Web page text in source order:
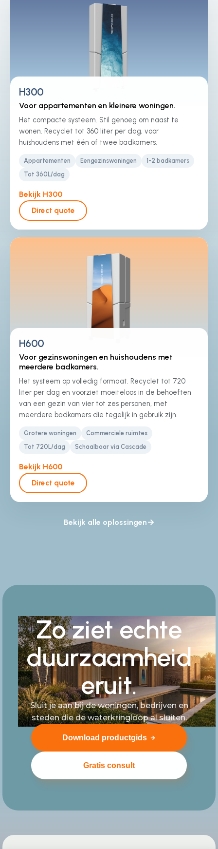
H300
Voor appartementen en kleinere woningen.
Het compacte systeem. Stil genoeg om naast te
wonen. Recyclet tot 360 liter per dag, voor
huishoudens met één of twee badkamers.
Appartementen Eengezinswoningen
1-2 badkamers
Tot 360L/dag
Bekijk H300
Direct quote
H600
Voor gezinswoningen en huishoudens met
meerdere badkamers.
Het systeem op volledig formaat. Recyclet tot 720
liter per dag en voorziet moeiteloos in de behoeften
van een gezin van vier tot zes personen, met
meerdere badkamers die tegelijk in gebruik zijn.
Grotere woningen
Commerciële ruimtes
Tot 720L/dag
Schaalbaar via Cascade
Bekijk H600
Direct quote
Bekijk alle oplossingen
Zo ziet echte
duurzaamheid
eruit.
Sluit je aan bij de woningen, bedrijven en
steden die de waterkringloop al sluiten.
Download productgids
Gratis consult